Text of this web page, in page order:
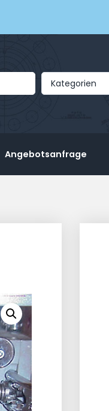
Kategorien
Angebotsanfrage